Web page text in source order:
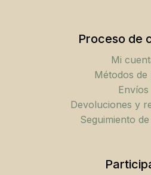
Proceso de
Mi
Métodos de
Envíos
Devoluciones y
Seguimiento